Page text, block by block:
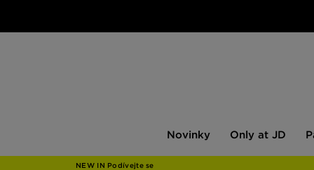
Novinky
JD
Only at JD
NEW IN Podívejte se